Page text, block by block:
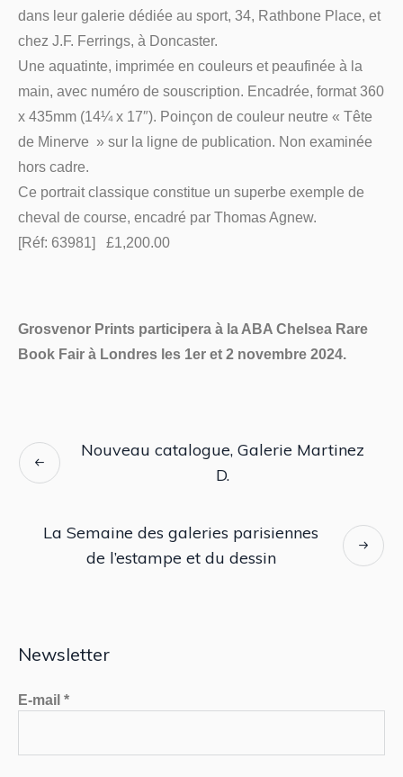
dans leur galerie dédiée au sport, 34, Rathbone Place, et
chez J.F. Ferrings, à Doncaster.
Une aquatinte, imprimée en couleurs et peaufinée à la
main, avec numéro de souscription. Encadrée, format 360
x 435mm (14¼ x 17″). Poinçon de couleur neutre « Tête
de Minerve » sur la ligne de publication. Non examinée
hors cadre.
Ce portrait classique constitue un superbe exemple de
cheval de course, encadré par Thomas Agnew.
[Réf: 63981] £1,200.00
Grosvenor Prints participera à la ABA Chelsea Rare
Book Fair à Londres les 1er et 2 novembre 2024.
Nouveau catalogue, Galerie Martinez
D.
La Semaine des galeries parisiennes
de l’estampe et du dessin
Newsletter
E-mail *